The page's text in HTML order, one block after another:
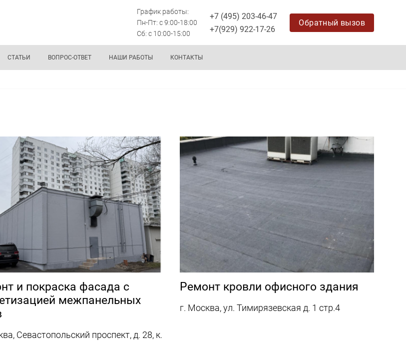
График работы:
Пн-Пт: с 9:00-18:00
Сб: с 10:00-15:00
+7 (495) 203-46-47
+7(929) 922-17-26
Обратный вызов
СТАТЬИ ВОПРОС-ОТВЕТ НАШИ РАБОТЫ КОНТАКТЫ
и покраска фасада с
межпанельных
Севастопольский проспект, д. 28, к.
Ремонт кровли офисного здания
г. Москва, ул. Тимирязевская д. 1 стр.4